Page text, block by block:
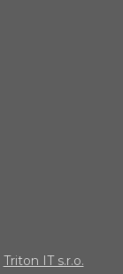
Triton IT s.r.o.